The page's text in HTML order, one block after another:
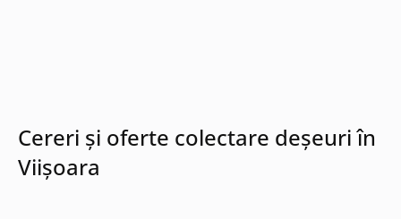
Cereri și oferte colectare deșeuri în
Viișoara